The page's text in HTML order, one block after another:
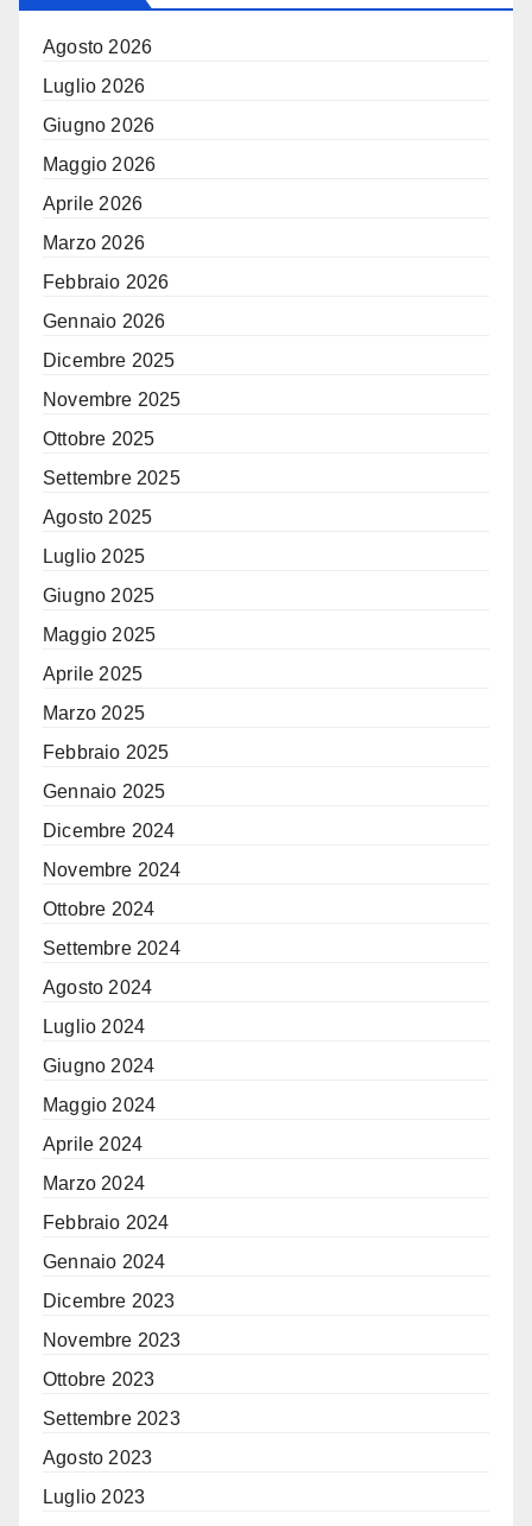
Agosto 2026
Luglio 2026
Giugno 2026
Maggio 2026
Aprile 2026
Marzo 2026
Febbraio 2026
Gennaio 2026
Dicembre 2025
Novembre 2025
Ottobre 2025
Settembre 2025
Agosto 2025
Luglio 2025
Giugno 2025
Maggio 2025
Aprile 2025
Marzo 2025
Febbraio 2025
Gennaio 2025
Dicembre 2024
Novembre 2024
Ottobre 2024
Settembre 2024
Agosto 2024
Luglio 2024
Giugno 2024
Maggio 2024
Aprile 2024
Marzo 2024
Febbraio 2024
Gennaio 2024
Dicembre 2023
Novembre 2023
Ottobre 2023
Settembre 2023
Agosto 2023
Luglio 2023